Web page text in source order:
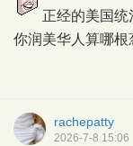
正经的美国统
你润美华人算哪根
rachepatty
2026-7-8 15:06